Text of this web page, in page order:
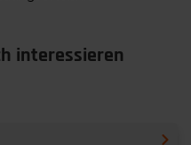
interessieren